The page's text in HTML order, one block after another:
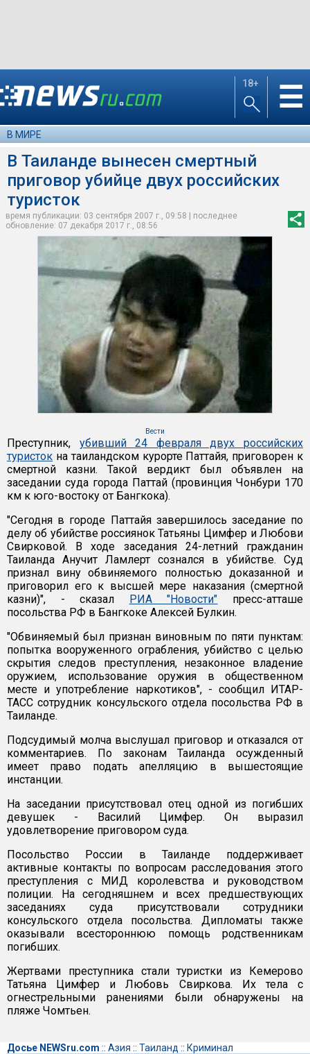
18+ ☰
В МИРЕ
В Таиланде вынесен смертный
приговор убийце двух российских
туристок
время публикации: 03 сентября 2007 г., 09:58 | последнее
обновление: 07 декабря 2017 г., 08:56
Вести
Преступник, убивший 24 февраля двух российских
туристок на таиландском курорте Паттайя, приговорен к
смертной казни. Такой вердикт был объявлен на
заседании суда города Паттай (провинция Чонбури 170
км к юго-востоку от Бангкока).
"Сегодня в городе Паттайя завершилось заседание по
делу об убийстве россиянок Татьяны Цимфер и Любови
Свирковой. В ходе заседания 24-летний гражданин
Таиланда Анучит Ламлерт сознался в убийстве. Суд
признал вину обвиняемого полностью доказанной и
приговорил его к высшей мере наказания (смертной
казни)", - сказал РИА "Новости" пресс-атташе
посольства РФ в Бангкоке Алексей Булкин.
"Обвиняемый был признан виновным по пяти пунктам:
попытка вооруженного ограбления, убийство с целью
скрытия следов преступления, незаконное владение
оружием, использование оружия в общественном
месте и употребление наркотиков", - сообщил ИТАР-
ТАСС сотрудник консульского отдела посольства РФ в
Таиланде.
Подсудимый молча выслушал приговор и отказался от
комментариев. По законам Таиланда осужденный
имеет право подать апелляцию в вышестоящие
инстанции.
На заседании присутствовал отец одной из погибших
девушек - Василий Цимфер. Он выразил
удовлетворение приговором суда.
Посольство России в Таиланде поддерживает
активные контакты по вопросам расследования этого
преступления с МИД королевства и руководством
полиции. На сегодняшнем и всех предшествующих
заседаниях суда присутствовали сотрудники
консульского отдела посольства. Дипломаты также
оказывали всестороннюю помощь родственникам
погибших.
Жертвами преступника стали туристки из Кемерово
Татьяна Цимфер и Любовь Свиркова. Их тела с
огнестрельными ранениями были обнаружены на
пляже Чомтьен.
Досье NEWSru.com :: Азия :: Таиланд :: Криминал